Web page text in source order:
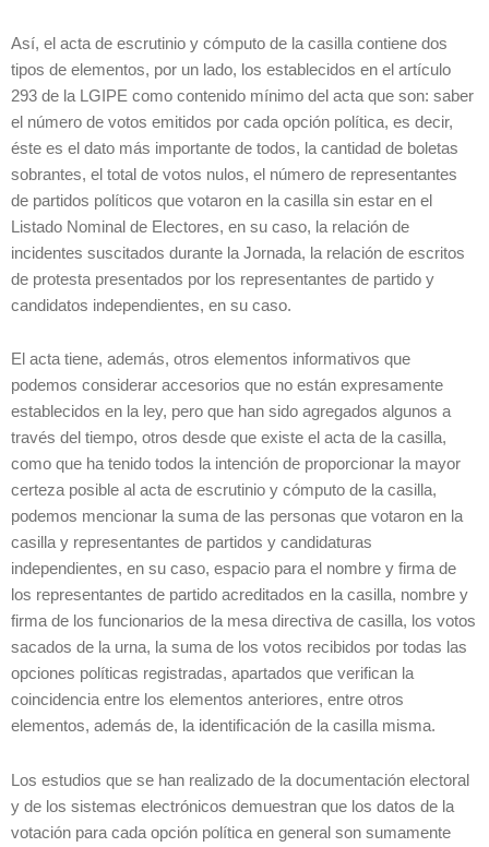
Así, el acta de escrutinio y cómputo de la casilla contiene dos
tipos de elementos, por un lado, los establecidos en el artículo
293 de la LGIPE como contenido mínimo del acta que son: saber
el número de votos emitidos por cada opción política, es decir,
éste es el dato más importante de todos, la cantidad de boletas
sobrantes, el total de votos nulos, el número de representantes
de partidos políticos que votaron en la casilla sin estar en el
Listado Nominal de Electores, en su caso, la relación de
incidentes suscitados durante la Jornada, la relación de escritos
de protesta presentados por los representantes de partido y
candidatos independientes, en su caso.
El acta tiene, además, otros elementos informativos que
podemos considerar accesorios que no están expresamente
establecidos en la ley, pero que han sido agregados algunos a
través del tiempo, otros desde que existe el acta de la casilla,
como que ha tenido todos la intención de proporcionar la mayor
certeza posible al acta de escrutinio y cómputo de la casilla,
podemos mencionar la suma de las personas que votaron en la
casilla y representantes de partidos y candidaturas
independientes, en su caso, espacio para el nombre y firma de
los representantes de partido acreditados en la casilla, nombre y
firma de los funcionarios de la mesa directiva de casilla, los votos
sacados de la urna, la suma de los votos recibidos por todas las
opciones políticas registradas, apartados que verifican la
coincidencia entre los elementos anteriores, entre otros
elementos, además de, la identificación de la casilla misma.
Los estudios que se han realizado de la documentación electoral
y de los sistemas electrónicos demuestran que los datos de la
votación para cada opción política en general son sumamente